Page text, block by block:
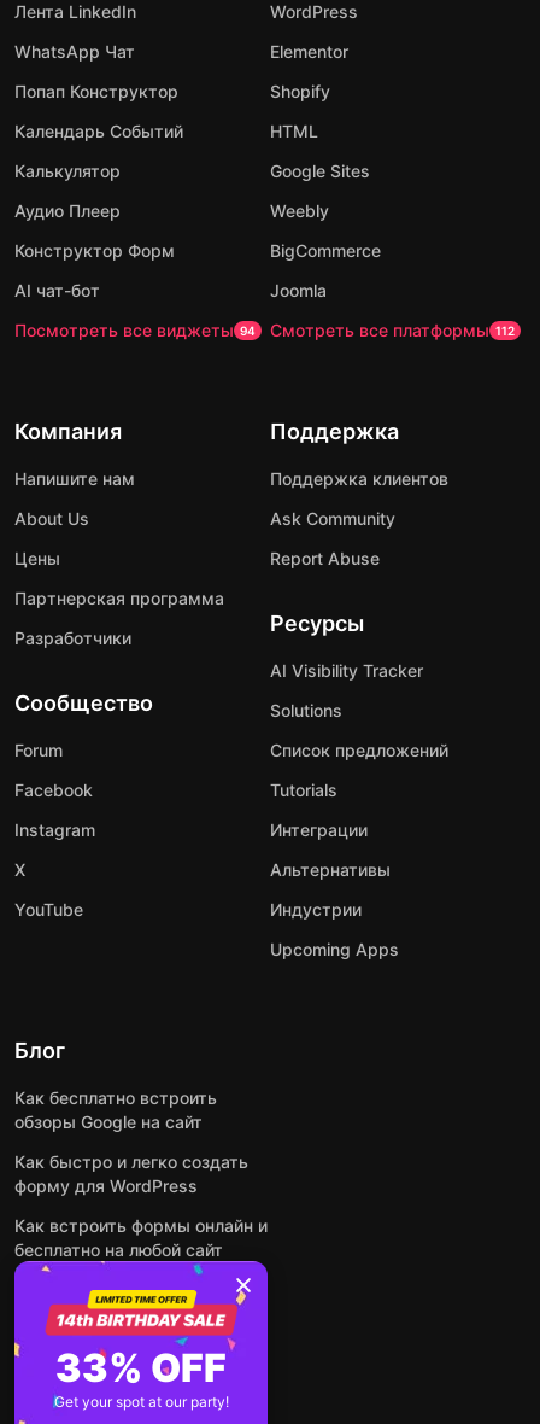
Лента LinkedIn
WhatsApp Чат
Попап Конструктор
Календарь Событий
Калькулятор
Аудио Плеер
Конструктор Форм
AI чат-бот
Посмотреть все виджеты 94
WordPress
Elementor
Shopify
HTML
Google Sites
Weebly
BigCommerce
Joomla
Смотреть все платформы 112
Компания
Напишите нам
About Us
Цены
Партнерская программа
Разработчики
Сообщество
Forum
Facebook
Instagram
X
YouTube
Поддержка
Поддержка клиентов
Ask Community
Report Abuse
Ресурсы
AI Visibility Tracker
Solutions
Список предложений
Tutorials
Интеграции
Альтернативы
Индустрии
Upcoming Apps
Блог
Как бесплатно встроить
обзоры Google на сайт
Как быстро и легко создать
форму для WordPress
Как встроить формы онлайн и
бесплатно на любой сайт
Как встроить ленту Instagram
на сайт
Как добавить чат-бота на
основе искусственного
интеллекта на свой сайт
33% OFF
Get your spot at our party!